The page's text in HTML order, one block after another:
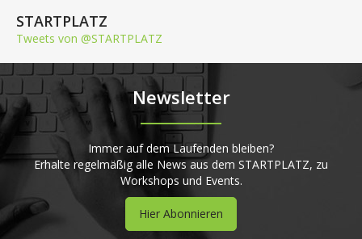
STARTPLATZ
Tweets von @STARTPLATZ
Newsletter
Immer auf dem Laufenden bleiben?
Erhalte regelmäßig alle News aus dem STARTPLATZ, zu
Workshops und Events.
Hier Abonnieren